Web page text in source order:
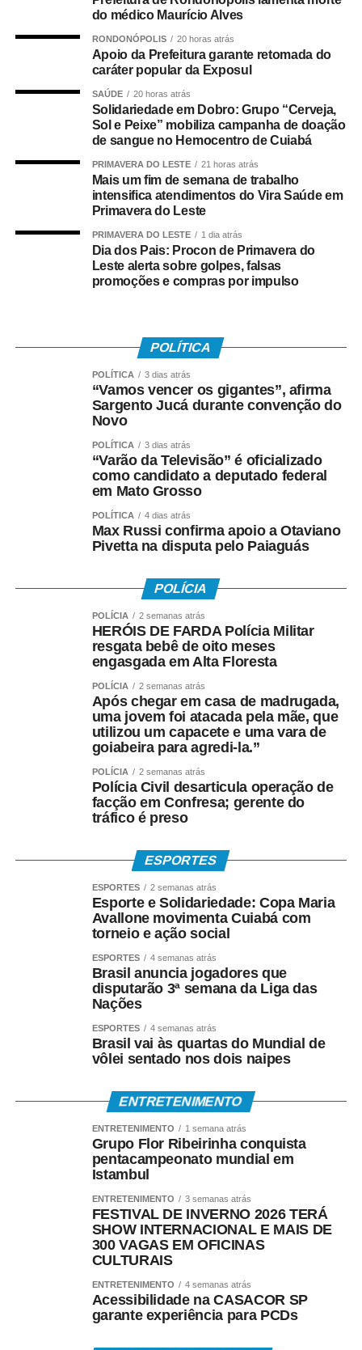
iniciativa para os estudantes.
“Diamantino foi contemplado com essa ação e, por meio
de um sorteio, a Escola Municipal de Tempo Integral Brás
Maimoni foi selecionada para receber o espetáculo.
Agradecemos essa parceria por proporcionar às nossas
crianças uma experiência que une cultura e aprendizado,
mostrando que a educação vai além da sala de aula.”
A assessora de Cooperativismo e Sustentabilidade da
Sicredi Ouro Verde Mato Grosso/Pará, Karoline Martelli,
“Essa ação é resultado de uma parceria entre a
cooperativa e a Secretaria Municipal de Educação. O
respeito e trabalho em equipe.”
COMENTE ABAIXO:
WhatsApp
Facebook
Twitter
do médico Maurício Alves
RONDONÓPOLIS 20 horas atrás
Apoio da Prefeitura garante retomada do
caráter popular da Exposul
SAÚDE 20 horas atrás
Solidariedade em Dobro: Grupo “Cerveja,
Sol e Peixe” mobiliza campanha de doação
de sangue no Hemocentro de Cuiabá
PRIMAVERA DO LESTE 21 horas atrás
Mais um fim de semana de trabalho
intensifica atendimentos do Vira Saúde em
Primavera do Leste
PRIMAVERA DO LESTE 1 dia atrás
Dia dos Pais: Procon de Primavera do
Leste alerta sobre golpes, falsas
promoções e compras por impulso
POLÍTICA
POLÍTICA 3 dias atrás
“Vamos vencer os gigantes”, afirma
Sargento Jucá durante convenção do
Novo
POLÍTICA 3 dias atrás
“Varão da Televisão” é oficializado
como candidato a deputado federal
em Mato Grosso
POLÍTICA 4 dias atrás
Max Russi confirma apoio a Otaviano
Pivetta na disputa pelo Paiaguás
POLÍCIA
POLÍCIA 2 semanas atrás
HERÓIS DE FARDA Polícia Militar
resgata bebê de oito meses
engasgada em Alta Floresta
POLÍCIA 2 semanas atrás
Após chegar em casa de madrugada,
uma jovem foi atacada pela mãe, que
utilizou um capacete e uma vara de
goiabeira para agredi-la.”
POLÍCIA 2 semanas atrás
Polícia Civil desarticula operação de
facção em Confresa; gerente do
tráfico é preso
ESPORTES
ESPORTES 2 semanas atrás
Esporte e Solidariedade: Copa Maria
Avallone movimenta Cuiabá com
torneio e ação social
ESPORTES 4 semanas atrás
Brasil anuncia jogadores que
disputarão 3ª semana da Liga das
Nações
ESPORTES 4 semanas atrás
Brasil vai às quartas do Mundial de
vôlei sentado nos dois naipes
ENTRETENIMENTO
ENTRETENIMENTO 1 semana atrás
Grupo Flor Ribeirinha conquista
pentacampeonato mundial em
Istambul
ENTRETENIMENTO 3 semanas atrás
FESTIVAL DE INVERNO 2026 TERÁ
SHOW INTERNACIONAL E MAIS DE
300 VAGAS EM OFICINAS
CULTURAIS
ENTRETENIMENTO 4 semanas atrás
Acessibilidade na CASACOR SP
garante experiência para PCDs